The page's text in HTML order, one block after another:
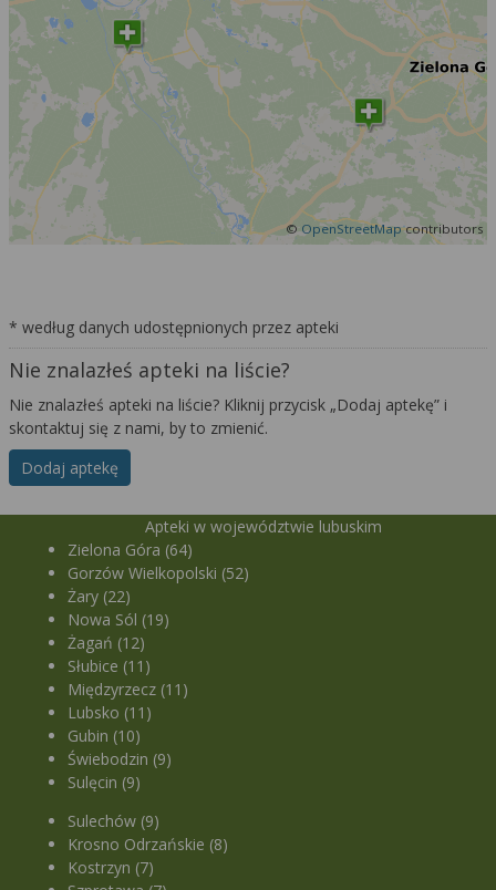
© OpenStreetMapcontributors
* według danych udostępnionych przez apteki
Nie znalazłeś apteki na liście?
Nie znalazłeś apteki na liście? Kliknij przycisk „Dodaj aptekę” i
skontaktuj się z nami, by to zmienić.
Dodaj aptekę
Apteki w województwie lubuskim
Zielona Góra (64)
Gorzów Wielkopolski (52)
Żary (22)
Nowa Sól (19)
Żagań (12)
Słubice (11)
Międzyrzecz (11)
Lubsko (11)
Gubin (10)
Świebodzin (9)
Sulęcin (9)
Sulechów (9)
Krosno Odrzańskie (8)
Kostrzyn (7)